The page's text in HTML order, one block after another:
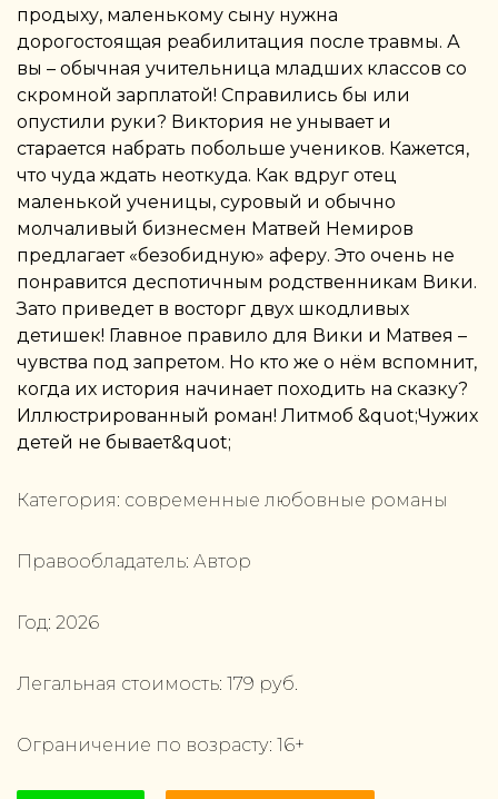
продыху, маленькому сыну нужна
дорогостоящая реабилитация после травмы. А
вы – обычная учительница младших классов со
скромной зарплатой! Справились бы или
опустили руки? Виктория не унывает и
старается набрать побольше учеников. Кажется,
что чуда ждать неоткуда. Как вдруг отец
маленькой ученицы, суровый и обычно
молчаливый бизнесмен Матвей Немиров
предлагает «безобидную» аферу. Это очень не
понравится деспотичным родственникам Вики.
Зато приведет в восторг двух шкодливых
детишек! Главное правило для Вики и Матвея –
чувства под запретом. Но кто же о нём вспомнит,
когда их история начинает походить на сказку?
Иллюстрированный роман! Литмоб &quot;Чужих
детей не бывает&quot;
Категория: современные любовные романы
Правообладатель: Автор
Год: 2026
Легальная стоимость: 179 руб.
Ограничение по возрасту: 16+